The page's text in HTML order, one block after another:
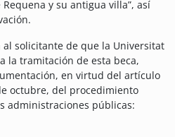
y su antigua villa”, así
solicitante de que la Universitat
la tramitación de esta beca,
en virtud del artículo
octubre, del procedimiento
administraciones públicas: